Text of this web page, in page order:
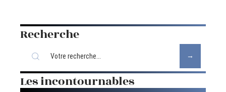
Recherche
Les incontournables